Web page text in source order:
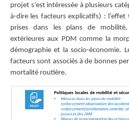
projet s’est intéressée à plusieurs
à-dire les facteurs explicatifs) : l’effet
prises dans les plans de
extérieures aux PDM comme la
démographie et la socio-économie.
facteurs sont associés à de bonnes
mortalité routière.